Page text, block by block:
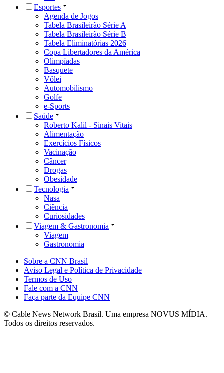
Esportes
Agenda de Jogos
Tabela Brasileirão Série A
Tabela Brasileirão Série B
Tabela Eliminatórias 2026
Copa Libertadores da América
Olimpíadas
Basquete
Vôlei
Automobilismo
Golfe
e-Sports
Saúde
Roberto Kalil - Sinais Vitais
Alimentação
Exercícios Físicos
Vacinação
Câncer
Drogas
Obesidade
Tecnologia
Nasa
Ciência
Curiosidades
Viagem & Gastronomia
Viagem
Gastronomia
Sobre a CNN Brasil
Aviso Legal e Política de Privacidade
Termos de Uso
Fale com a CNN
Faça parte da Equipe CNN
© Cable News Network Brasil. Uma empresa NOVUS MÍDIA.
Todos os direitos reservados.